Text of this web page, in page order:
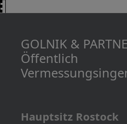
GOLNIK &
Öffentlich
Hauptsitz Rostock